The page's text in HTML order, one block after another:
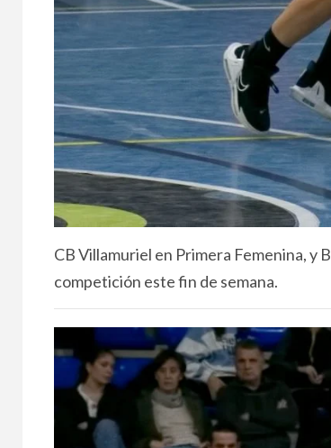
CB Villamuriel en Primera Femenina, y
competición este fin de semana.